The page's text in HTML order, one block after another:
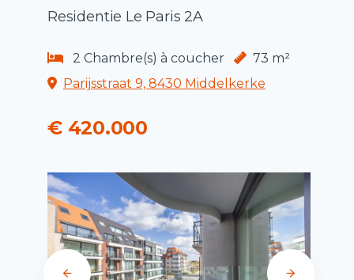
Residentie Le Paris 2A
2 Chambre(s) à coucher
73 m²
Parijsstraat 9, 8430 Middelkerke
€ 420.000